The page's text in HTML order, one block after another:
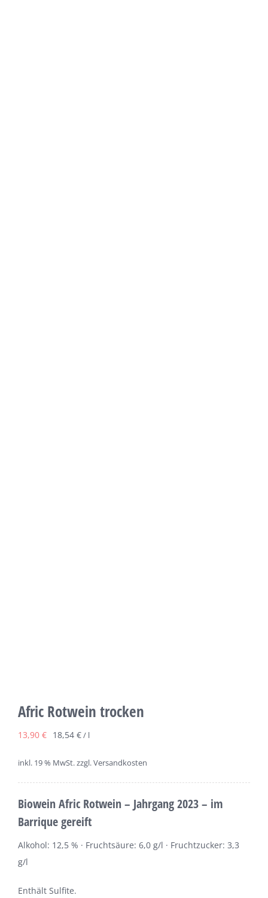
Afric Rotwein trocken
13,90 € 18,54 €/ l
inkl. 19 % MwSt.zzgl. Versandkosten
Biowein Afric Rotwein – Jahrgang 2023 – im
Barrique gereift
Alkohol: 12,5 % · Fruchtsäure: 6,0 g/l · Fruchtzucker: 3,3
g/l
Enthält Sulfite.